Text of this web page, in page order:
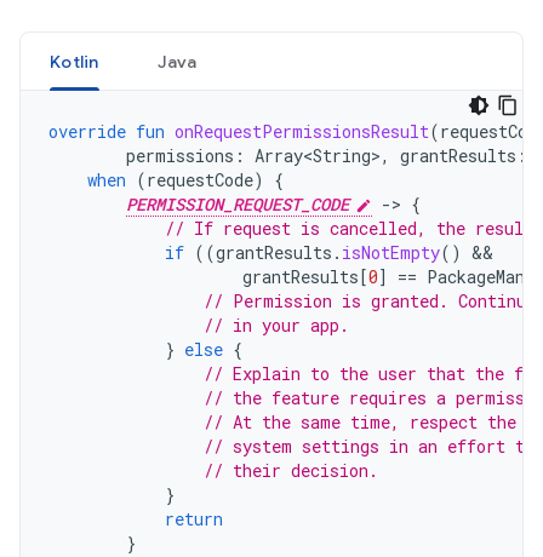
Kotlin Java
override fun onRequestPermissionsResult(
permissions : Array<String>, grantResults :
when (requestCode)
{
PERMISSION_REQUEST_CODE
-> {
// If request is cancelled, the result
if ((grantResults . isNotEmpty()
grantResults [0] ==
// Permission is granted.
// in your app.
} else {
// Explain to the user that the
// the feature requires a
// At the same time, respect the
// system settings in an effort to
// their decision.
}
return
}